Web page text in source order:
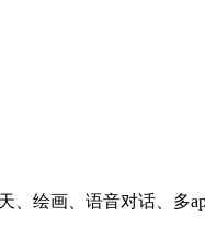
绘画、语音对话、多